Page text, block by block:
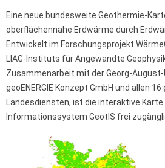
Eine neue bundesweite Geothermie-
oberflächennahe Erdwärme durch
Entwickelt im Forschungsprojekt
LIAG-Instituts für Angewandte
Zusammenarbeit mit der Georg-
geoENERGIE Konzept GmbH und allen
Landesdiensten, ist die interaktive
Informationssystem GeotIS frei